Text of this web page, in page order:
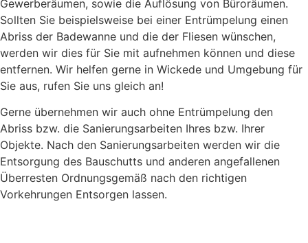
Gewerberäumen, sowie die Auflösung von Büroräumen.
Sollten Sie beispielsweise bei einer Entrümpelung einen
Abriss der Badewanne und die der Fliesen wünschen,
werden wir dies für Sie mit aufnehmen können und diese
entfernen. Wir helfen gerne in Wickede und Umgebung für
Sie aus, rufen Sie uns gleich an!
Gerne übernehmen wir auch ohne Entrümpelung den
Abriss bzw. die Sanierungsarbeiten Ihres bzw. Ihrer
Objekte. Nach den Sanierungsarbeiten werden wir die
Entsorgung des Bauschutts und anderen angefallenen
Überresten Ordnungsgemäß nach den richtigen
Vorkehrungen Entsorgen lassen.